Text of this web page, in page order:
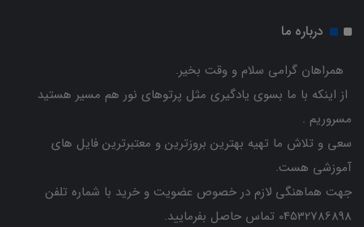
درباره ما
همراهان گرامی سلام و وقت بخیر.
از اینکه با ما بسوی یادگیری مثل پرتوهای نور هم مسیر هستید
مسروریم .
سعی و تلاش ما تهیه بهترین بروزترین و معتبرترین فایل های
آموزشی هست.
جهت هماهنگی لازم در خصوص عضویت و خرید با شماره تلفن
04532786898 تماس حاصل بفرمایید.